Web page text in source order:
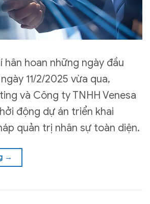
hân hoan những ngày đầu
11/2/2025 vừa qua,
và Công ty TNHH Venesa
động dự án triển khai
quản trị nhân sự toàn diện.
→